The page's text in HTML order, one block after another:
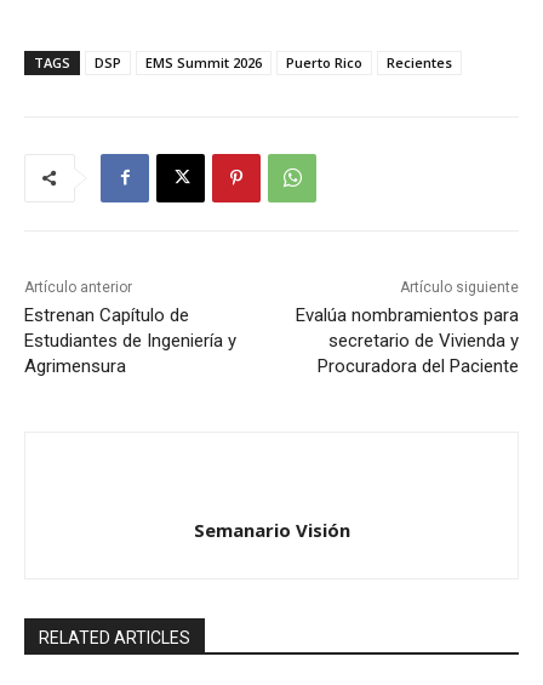
TAGS DSP EMS Summit 2026 Puerto Rico Recientes
Artículo anterior
Estrenan Capítulo de
Estudiantes de Ingeniería y
Agrimensura
Artículo siguiente
Evalúa nombramientos para
secretario de Vivienda y
Procuradora del Paciente
Semanario Visión
RELATED ARTICLES